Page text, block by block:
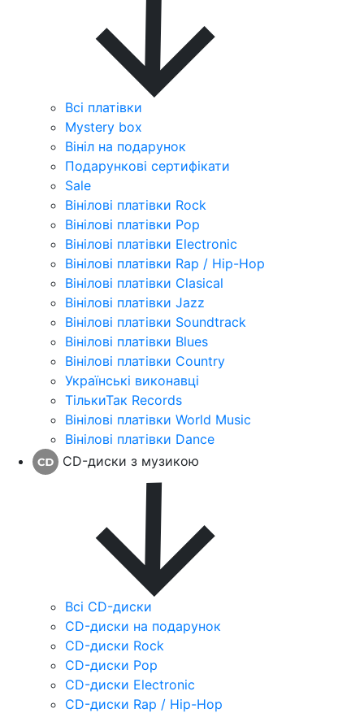
Всі платівки
Mystery box
Вініл на подарунок
Подарункові сертифікати
Sale
Вінілові платівки Rock
Вінілові платівки Pop
Вінілові платівки Electronic
Вінілові платівки Rap / Hip-Hop
Вінілові платівки Clasical
Вінілові платівки Jazz
Вінілові платівки Soundtrack
Вінілові платівки Blues
Вінілові платівки Country
Українські виконавці
ТількиТак Records
Вінілові платівки World Music
Вінілові платівки Dance
CD-диски з музикою
Всі CD-диски
CD-диски на подарунок
CD-диски Rock
CD-диски Pop
CD-диски Electronic
CD-диски Rap / Hip-Hop